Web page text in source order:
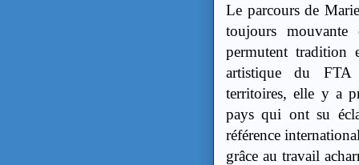
Le parcours de
toujours
permutent tradition
artistique du FTA
territoires, elle y a
pays qui ont su
référence
grâce au travail